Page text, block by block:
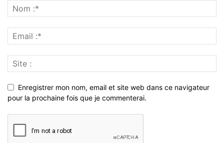
Enregistrer mon nom, email et site web dans ce navigateur
pour la prochaine fois que je commenterai.